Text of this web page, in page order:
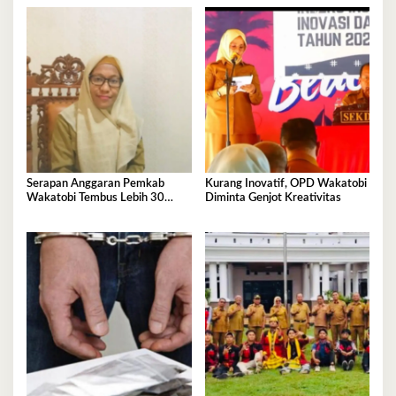
Serapan Anggaran Pemkab
Wakatobi Tembus Lebih 30
Kurang Inovatif, OPD Wakatobi
Diminta Genjot Kreativitas